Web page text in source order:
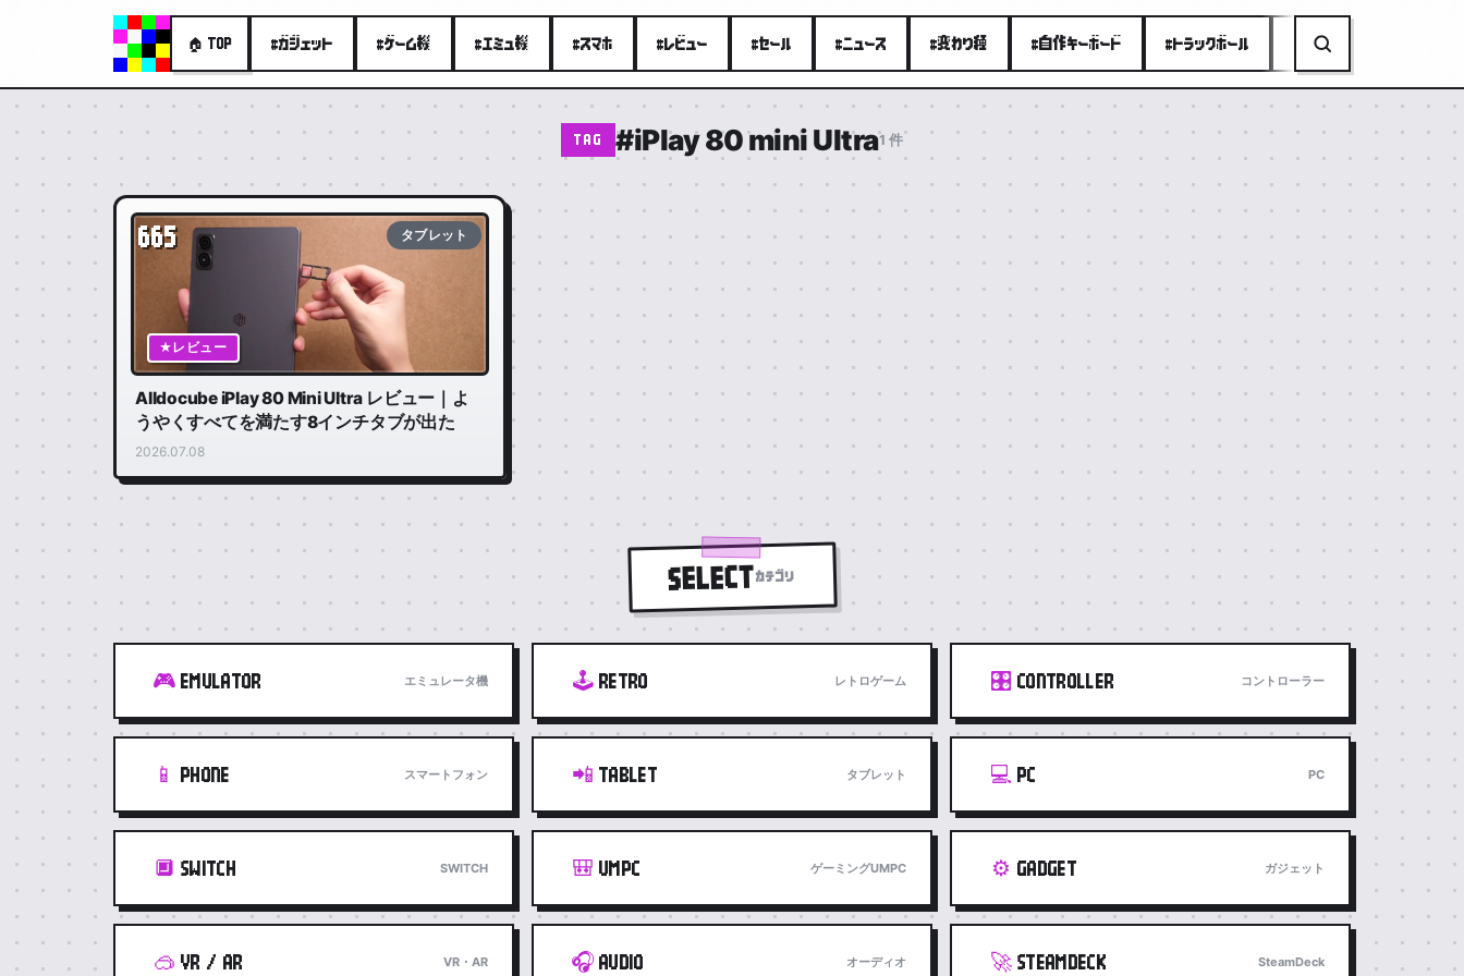
🏠 TOP #ガジェット #ゲーム機 #エミュ機 #スマホ #レビュー #セール #ニュース #変わり種 #自作キーボード #トラックボール #ミニPC
TAG #iPlay 80 mini Ultra1 件
★レビュー
665 タブレット
Alldocube iPlay 80 Mini Ultra レビュー｜よ
うやくすべてを満たす8インチタブが出た
2026.07.08
SELECTカテゴリ
🎮 EMULATOR エミュレータ機 🕹️ RETRO レトロゲーム 🎛️ CONTROLLER コントローラー
📱 PHONE スマートフォン 📲 TABLET タブレット 💻 PC PC
🔲 SWITCH SWITCH 🎒 UMPC ゲーミングUMPC ⚙️ GADGET ガジェット
🥽 VR / AR VR・AR 🎧 AUDIO オーディオ 🚀 STEAMDECK SteamDeck